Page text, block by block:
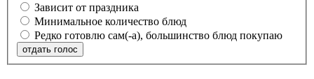
Зависит от праздника
Минимальное количество блюд
Редко готовлю сам(-а), большинство блюд покупаю
отдать голос